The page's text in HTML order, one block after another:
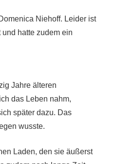
Niehoff. Leider ist
hatte zudem ein
Jahre älteren
das Leben nahm,
später dazu. Das
wusste.
Laden, den sie äußerst